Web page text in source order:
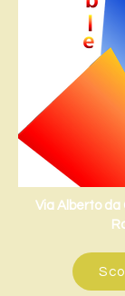
Via Alberto da